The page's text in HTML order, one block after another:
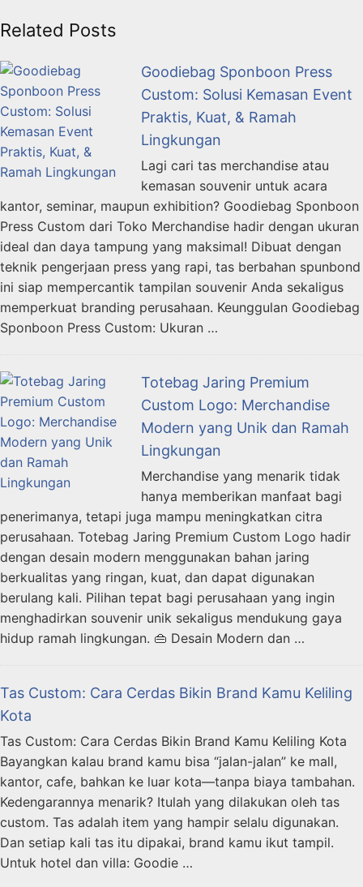
Related Posts
Goodiebag Sponboon Press
Custom: Solusi Kemasan Event
Praktis, Kuat, & Ramah
Lingkungan
Lagi cari tas merchandise atau
kemasan souvenir untuk acara
kantor, seminar, maupun exhibition? Goodiebag Sponboon
Press Custom dari Toko Merchandise hadir dengan ukuran
ideal dan daya tampung yang maksimal! Dibuat dengan
teknik pengerjaan press yang rapi, tas berbahan spunbond
ini siap mempercantik tampilan souvenir Anda sekaligus
memperkuat branding perusahaan. Keunggulan Goodiebag
Sponboon Press Custom: Ukuran …
Totebag Jaring Premium
Custom Logo: Merchandise
Modern yang Unik dan Ramah
Lingkungan
Merchandise yang menarik tidak
hanya memberikan manfaat bagi
penerimanya, tetapi juga mampu meningkatkan citra
perusahaan. Totebag Jaring Premium Custom Logo hadir
dengan desain modern menggunakan bahan jaring
berkualitas yang ringan, kuat, dan dapat digunakan
berulang kali. Pilihan tepat bagi perusahaan yang ingin
menghadirkan souvenir unik sekaligus mendukung gaya
hidup ramah lingkungan. 👜 Desain Modern dan …
Tas Custom: Cara Cerdas Bikin Brand Kamu Keliling
Kota
Tas Custom: Cara Cerdas Bikin Brand Kamu Keliling Kota
Bayangkan kalau brand kamu bisa “jalan-jalan” ke mall,
kantor, cafe, bahkan ke luar kota—tanpa biaya tambahan.
Kedengarannya menarik? Itulah yang dilakukan oleh tas
custom. Tas adalah item yang hampir selalu digunakan.
Dan setiap kali tas itu dipakai, brand kamu ikut tampil.
Untuk hotel dan villa: Goodie …